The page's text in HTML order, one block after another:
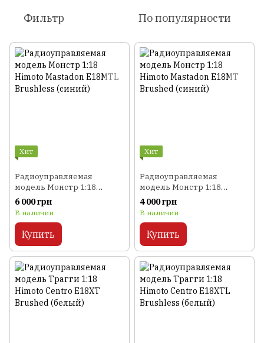
Фильтр По популярности
Хит
Радиоуправляемая
модель Монстр 1:18
Himoto Mastadon E18MTL
Brushless (cиний)
6 000 грн
В наличии
Купить
Хит
Радиоуправляемая
модель Монстр 1:18
Himoto Mastadon E18MT
Brushed (синий)
4 000 грн
В наличии
Купить